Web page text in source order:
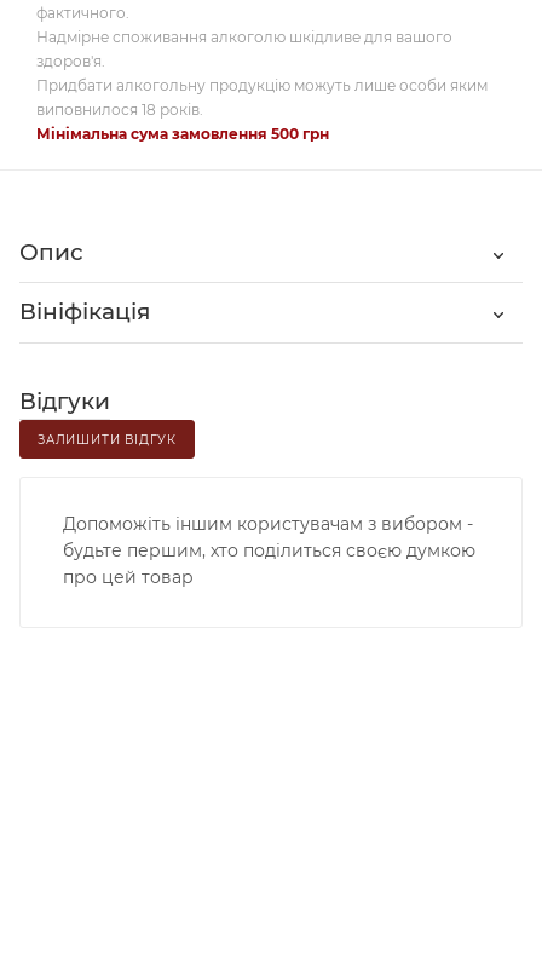
фактичного.
Надмірне споживання алкоголю шкідливе для вашого
здоров'я.
Придбати алкогольну продукцію можуть лише особи яким
виповнилося 18 років.
Мінімальна сума замовлення 500 грн
Опис
Вініфікація
Відгуки
ЗАЛИШИТИ ВІДГУК
Допоможіть іншим користувачам з вибором -
будьте першим, хто поділиться своєю думкою
про цей товар